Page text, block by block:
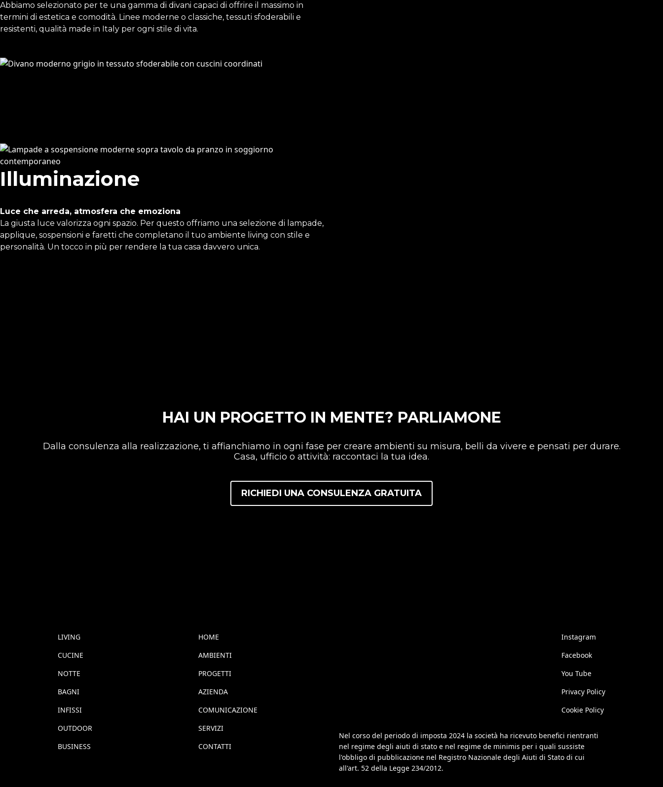
Abbiamo selezionato per te una gamma di divani capaci di offrire il massimo in
termini di estetica e comodità. Linee moderne o classiche, tessuti sfoderabili e
resistenti, qualità made in Italy per ogni stile di vita.
Illuminazione
Luce che arreda, atmosfera che emoziona
La giusta luce valorizza ogni spazio. Per questo offriamo una selezione di lampade,
applique, sospensioni e faretti che completano il tuo ambiente living con stile e
personalità. Un tocco in più per rendere la tua casa davvero unica.
HAI UN PROGETTO IN MENTE? PARLIAMONE
Dalla consulenza alla realizzazione, ti affianchiamo in ogni fase per creare ambienti su misura, belli da vivere e pensati per durare.
Casa, ufficio o attività: raccontaci la tua idea.
RICHIEDI UNA CONSULENZA GRATUITA
LIVING
CUCINE
NOTTE
BAGNI
INFISSI
OUTDOOR
BUSINESS
HOME
AMBIENTI
PROGETTI
AZIENDA
COMUNICAZIONE
SERVIZI
CONTATTI
Instagram
Facebook
You Tube
Privacy Policy
Cookie Policy
Nel corso del periodo di imposta 2024 la società ha ricevuto benefici rientranti
nel regime degli aiuti di stato e nel regime de minimis per i quali sussiste
l'obbligo di pubblicazione nel Registro Nazionale degli Aiuti di Stato di cui
all'art. 52 della Legge 234/2012.